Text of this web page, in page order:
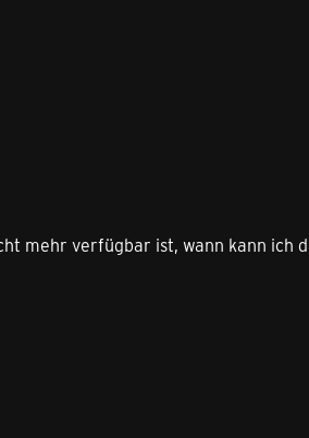
mehr verfügbar ist, wann kann ich